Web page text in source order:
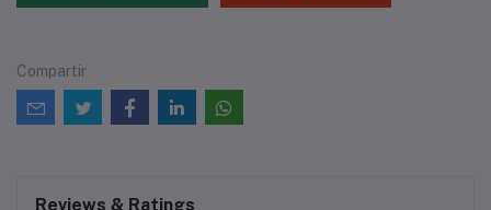
Compartir
Reviews & Ratings